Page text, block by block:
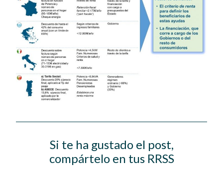
Si te ha gustado el post,
compártelo en tus RRSS